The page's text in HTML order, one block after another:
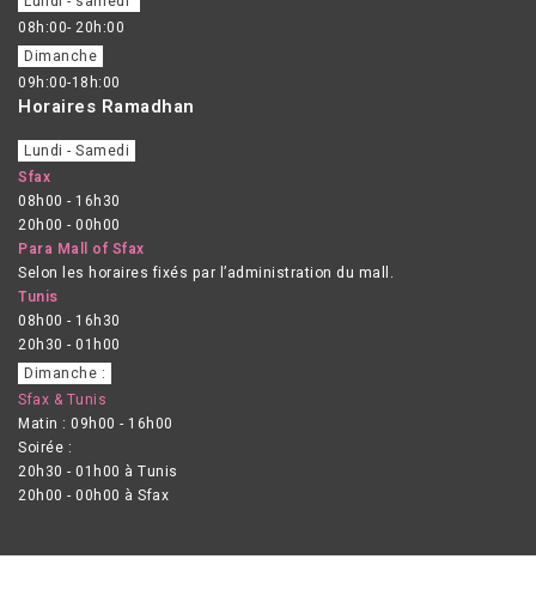
08h:00- 20h:00
Dimanche
09h:00-18h:00
Horaires Ramadhan
Lundi - Samedi
Sfax
08h00 - 16h30
20h00 - 00h00
Para Mall of Sfax
Selon les horaires fixés par l’administration du mall.
Tunis
08h00 - 16h30
20h30 - 01h00
Dimanche :
Sfax & Tunis
Matin : 09h00 - 16h00
Soirée :
20h30 - 01h00 à Tunis
20h00 - 00h00 à Sfax